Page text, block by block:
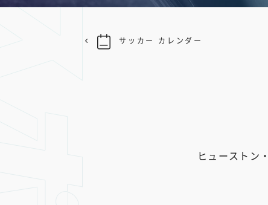
ヒューストン
サッカー カレンダー